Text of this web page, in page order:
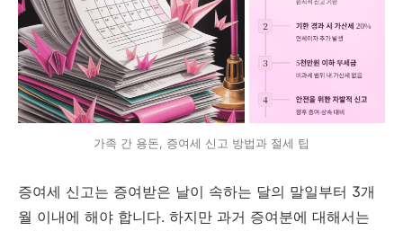
가족 간 용돈, 증여세 신고 방법과 절세 팁
증여세 신고는 증여받은 날이 속하는 달의 말일부터 3개
월 이내에 해야 합니다. 하지만 과거 증여분에 대해서는